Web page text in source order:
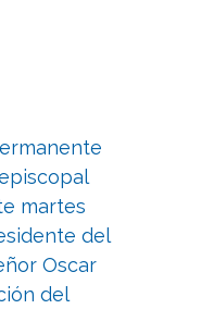
martes
del
Oscar
del